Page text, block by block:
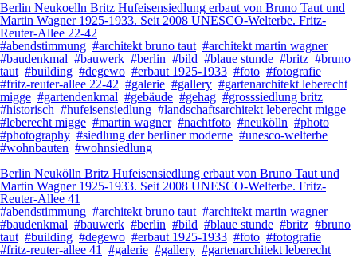
Berlin Neukoelln Britz Hufeisensiedlung erbaut von Bruno Taut und
Martin Wagner 1925-1933. Seit 2008 UNESCO-Welterbe. Fritz-
Reuter-Allee 22-42
#abendstimmung #architekt bruno taut #architekt martin wagner
#baudenkmal #bauwerk #berlin #bild #blaue stunde #britz #bruno
taut #building #degewo #erbaut 1925-1933 #foto #fotografie
#fritz-reuter-allee 22-42 #galerie #gallery #gartenarchitekt leberecht
migge #gartendenkmal #gebäude #gehag #grosssiedlung britz
#historisch #hufeisensiedlung #landschaftsarchitekt leberecht migge
#leberecht migge #martin wagner #nachtfoto #neukölln #photo
#photography #siedlung der berliner moderne #unesco-welterbe
#wohnbauten #wohnsiedlung
Berlin Neukölln Britz Hufeisensiedlung erbaut von Bruno Taut und
Martin Wagner 1925-1933. Seit 2008 UNESCO-Welterbe. Fritz-
Reuter-Allee 41
#abendstimmung #architekt bruno taut #architekt martin wagner
#baudenkmal #bauwerk #berlin #bild #blaue stunde #britz #bruno
taut #building #degewo #erbaut 1925-1933 #foto #fotografie
#fritz-reuter-allee 41
#galerie #gallery #gartenarchitekt leberecht